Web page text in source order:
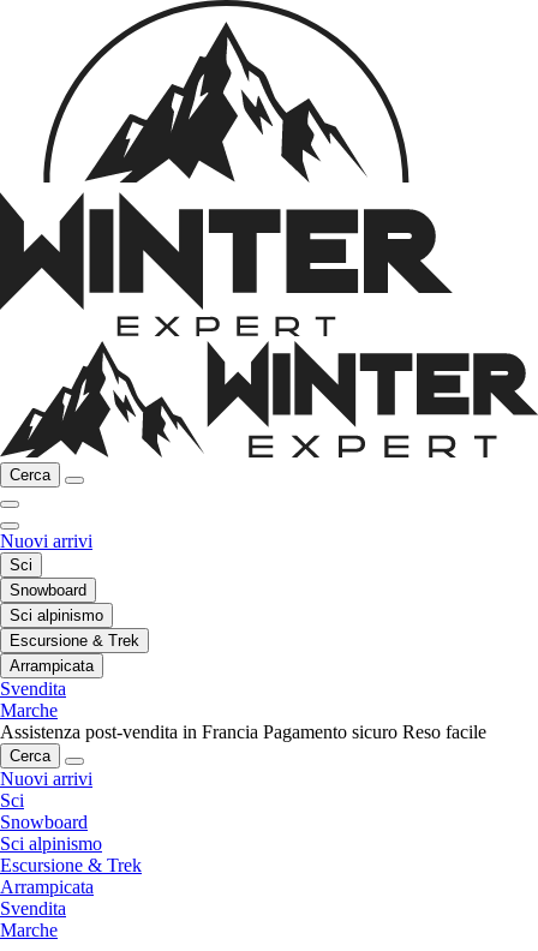
Cerca
Nuovi arrivi
Sci
Snowboard
Sci alpinismo
Escursione & Trek
Arrampicata
Svendita
Marche
Assistenza post-vendita in Francia Pagamento sicuro Reso facile
Cerca
Nuovi arrivi
Sci
Snowboard
Sci alpinismo
Escursione & Trek
Arrampicata
Svendita
Marche